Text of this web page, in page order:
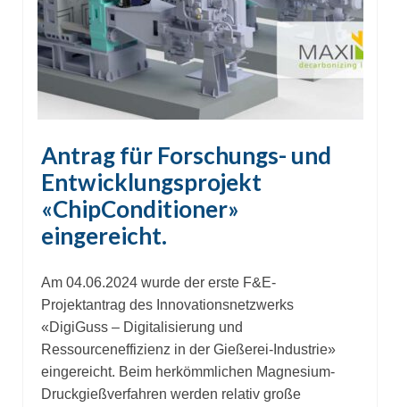
Antrag für Forschungs- und
Entwicklungsprojekt
«ChipConditioner»
eingereicht.
Am 04.06.2024 wurde der erste F&E-
Projektantrag des Innovationsnetzwerks
«DigiGuss – Digitalisierung und
Ressourceneffizienz in der Gießerei-Industrie»
eingereicht. Beim herkömmlichen Magnesium-
Druckgießverfahren werden relativ große